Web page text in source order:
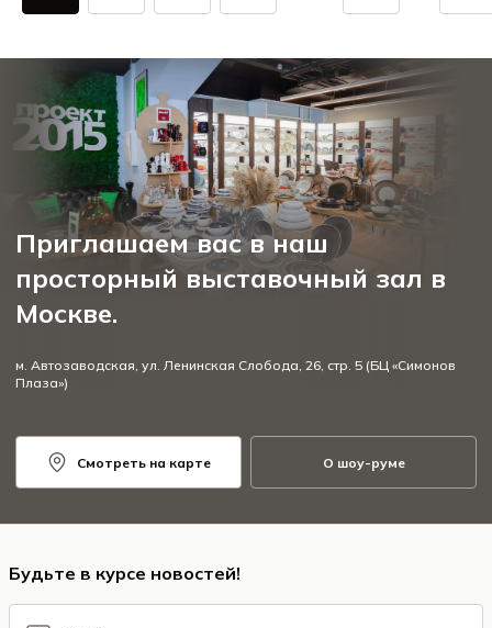
Приглашаем вас в наш
просторный выставочный зал в
Москве.
м. Автозаводская, ул. Ленинская Слобода, 26, стр. 5 (БЦ «Симонов
Плаза»)
Смотреть на карте О шоу-руме
Будьте в курсе новостей!